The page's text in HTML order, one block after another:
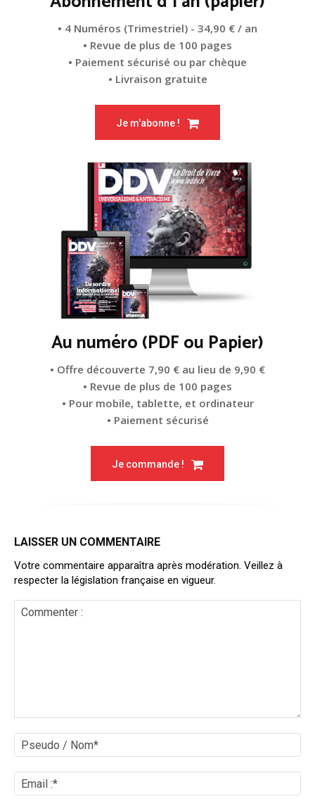
• 4 Numéros (Trimestriel) - 34,90 € / an
• Revue de plus de 100 pages
• Paiement sécurisé ou par chèque
• Livraison gratuite
Je m'abonne !
Au numéro (PDF ou Papier)
• Offre découverte 7,90 € au lieu de 9,90 €
• Revue de plus de 100 pages
• Pour mobile, tablette, et ordinateur
• Paiement sécurisé
Je commande !
LAISSER UN COMMENTAIRE
Votre commentaire apparaîtra après modération. Veillez à
respecter la législation française en vigueur.
/
:*